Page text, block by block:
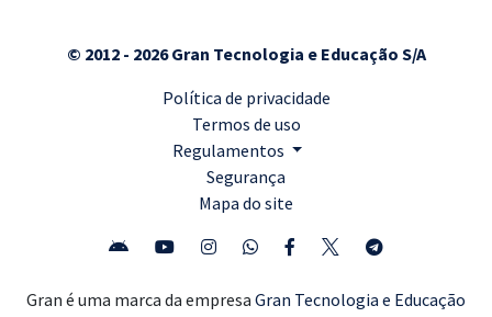
© 2012 - 2026 Gran Tecnologia e Educação S/A
Política de privacidade
Termos de uso
Regulamentos
Segurança
Mapa do site
Gran é uma marca da empresa Gran Tecnologia e Educação